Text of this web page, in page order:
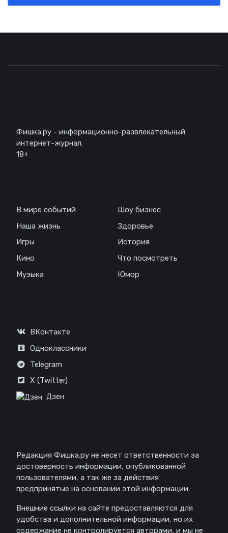
Фишка.ру - информационно-развлекательный
интернет-журнал.
18+
В мире событий
Наша жизнь
Игры
Кино
Музыка
Шоу бизнес
Здоровье
История
Что посмотреть
Юмор
ВКонтакте
Одноклассники
Telegram
X (Twitter)
Дзен
Редакция Фишка.ру не несет ответственности за
достоверность информации, опубликованной
пользователями, а так же за действия
предпринятые на основании этой информации.
Внешние ссылки на сайте предоставляются для
удобства и дополнительной информации, но их
содержание не контролируется авторами, и мы не